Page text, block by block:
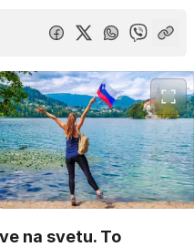
na svetu. To